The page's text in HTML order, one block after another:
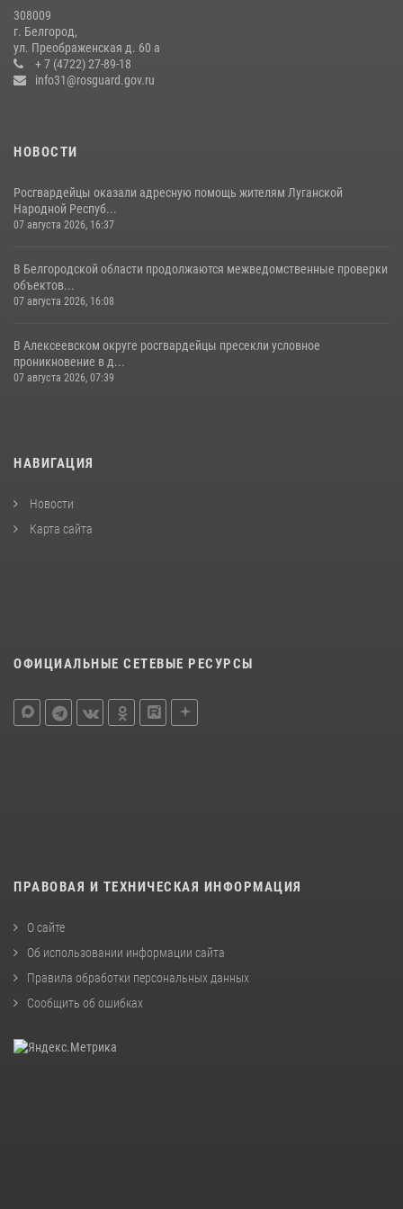
Росгвардейцы провели урок безопасности для воспитанников
Старооскольского военно-патриотического клуба
10 июля 2026, 06:30
308009
г. Белгород,
ул. Преображенская д. 60 а
+ 7 (4722) 27-89-18
info31@rosguard.gov.ru
НОВОСТИ
Росгвардейцы оказали адресную помощь жителям Луганской
Народной Респуб...
07 августа 2026, 16:37
В Белгородской области продолжаются межведомственные проверки
объектов...
07 августа 2026, 16:08
В Алексеевском округе росгвардейцы пресекли условное
проникновение в д...
07 августа 2026, 07:39
НАВИГАЦИЯ
Новости
Карта сайта
ОФИЦИАЛЬНЫЕ СЕТЕВЫЕ РЕСУРСЫ
ПРАВОВАЯ И ТЕХНИЧЕСКАЯ ИНФОРМАЦИЯ
О сайте
Об использовании информации сайта
Правила обработки персональных данных
Сообщить об ошибках